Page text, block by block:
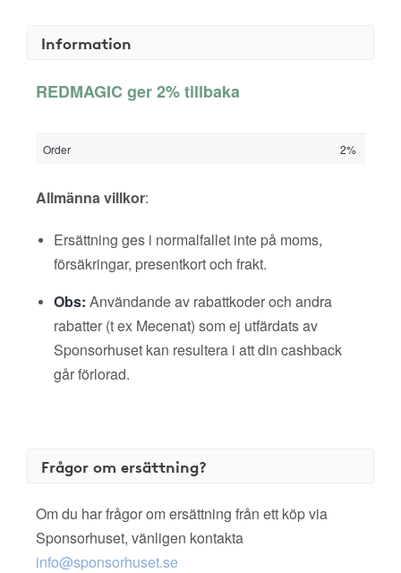
Information
REDMAGIC ger 2% tillbaka
Order 2%
Allmänna villkor:
Ersättning ges i normalfallet inte på moms,
försäkringar, presentkort och frakt.
Obs: Användande av rabattkoder och andra
rabatter (t ex Mecenat) som ej utfärdats av
Sponsorhuset kan resultera i att din cashback
går förlorad.
Frågor om ersättning?
Om du har frågor om ersättning från ett köp via
Sponsorhuset, vänligen kontakta
info@sponsorhuset.se